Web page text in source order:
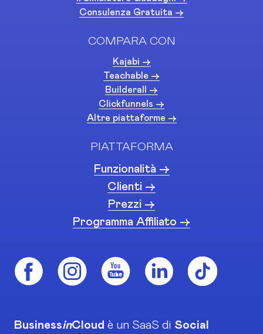
Consulenza Gratuita ->
COMPARA CON
Kajabi ->
Teachable ->
Builderall ->
Clickfunnels ->
Altre piattaforme ->
PIATTAFORMA
Funzionalità ->
Clienti ->
Prezzi ->
Programma Affiliato ->
BusinessinCloud è un SaaS di Social